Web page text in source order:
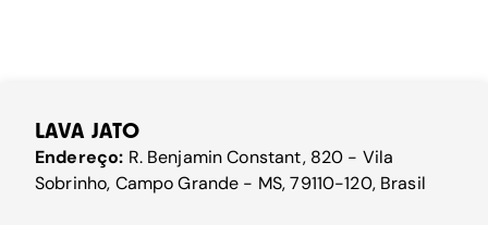
LAVA JATO
Endereço: R. Benjamin Constant, 820 - Vila
Sobrinho, Campo Grande - MS, 79110-120, Brasil